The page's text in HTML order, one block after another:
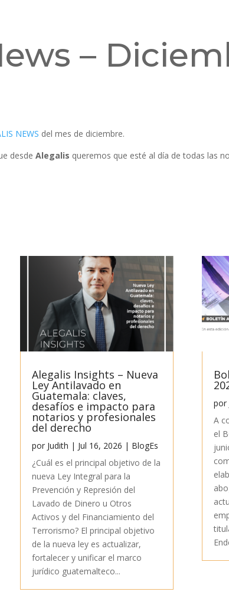
–
NEWS del mes de diciembre.
desdeAlegalis queremos que esté al día de todas las
Alegalis Insights – Nueva
Ley Antilavado en
Guatemala: claves,
desafíos e impacto para
notarios y profesionales
del derecho
por Judith | Jul 16, 2026 | BlogEs
¿Cuál es el principal objetivo de la
nueva Ley Integral para la
Prevención y Represión del
Lavado de Dinero u Otros
Activos y del Financiamiento del
Terrorismo? El principal objetivo
de la nueva ley es actualizar,
fortalecer y unificar el marco
jurídico guatemalteco...
por
A
el